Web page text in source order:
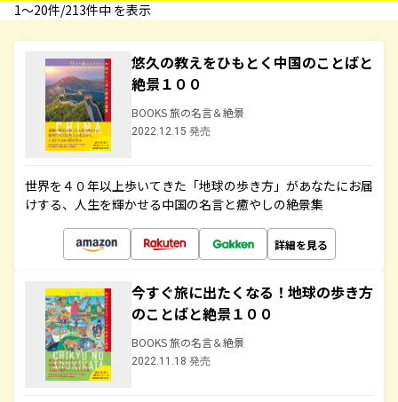
1〜20件/213件中 を表示
悠久の教えをひもとく中国のことばと
絶景１００
BOOKS 旅の名言＆絶景
2022.12.15 発売
世界を４０年以上歩いてきた「地球の歩き方」があなたにお届
けする、人生を輝かせる中国の名言と癒やしの絶景集
詳細を見る
今すぐ旅に出たくなる！地球の歩き方
のことばと絶景１００
BOOKS 旅の名言＆絶景
2022.11.18 発売